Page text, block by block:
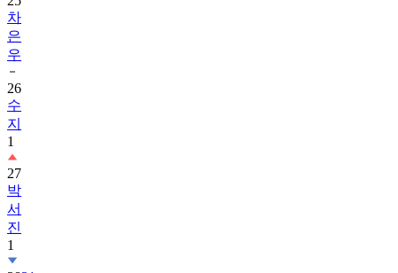
차
은
우
26
수
지
1
27
박
서
진
1